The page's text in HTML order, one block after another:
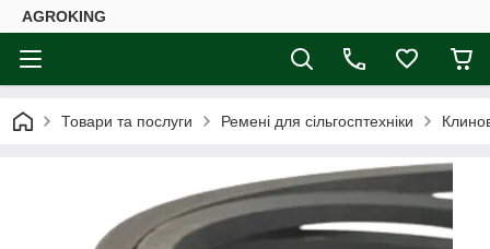
AGROKING
Товари та послуги Ремені для сільгосптехніки